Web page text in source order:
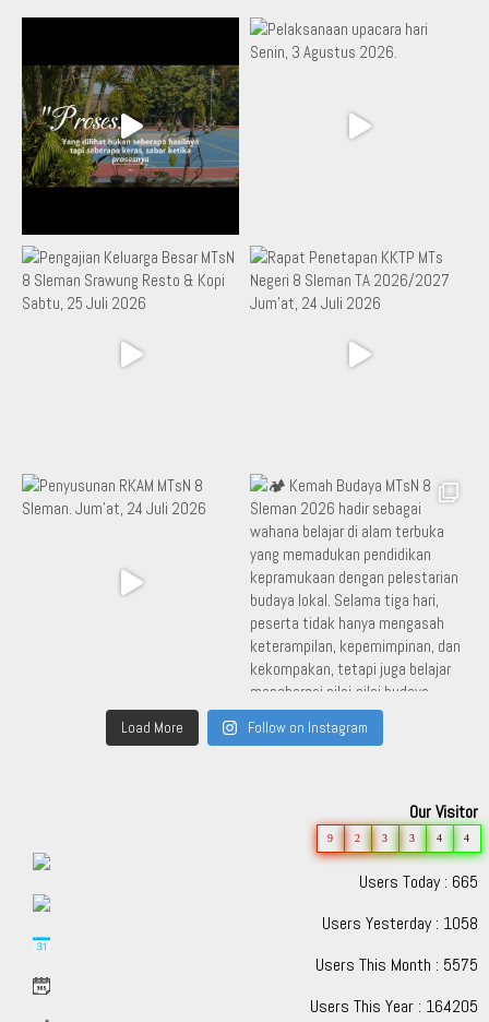
Load More Follow on Instagram
Our Visitor
9 2 3 3 4 4
Users Today : 665
Users Yesterday : 1058
Users This Month : 5575
Users This Year : 164205